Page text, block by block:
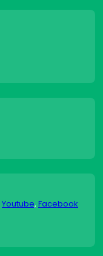
Youtube, Facebook